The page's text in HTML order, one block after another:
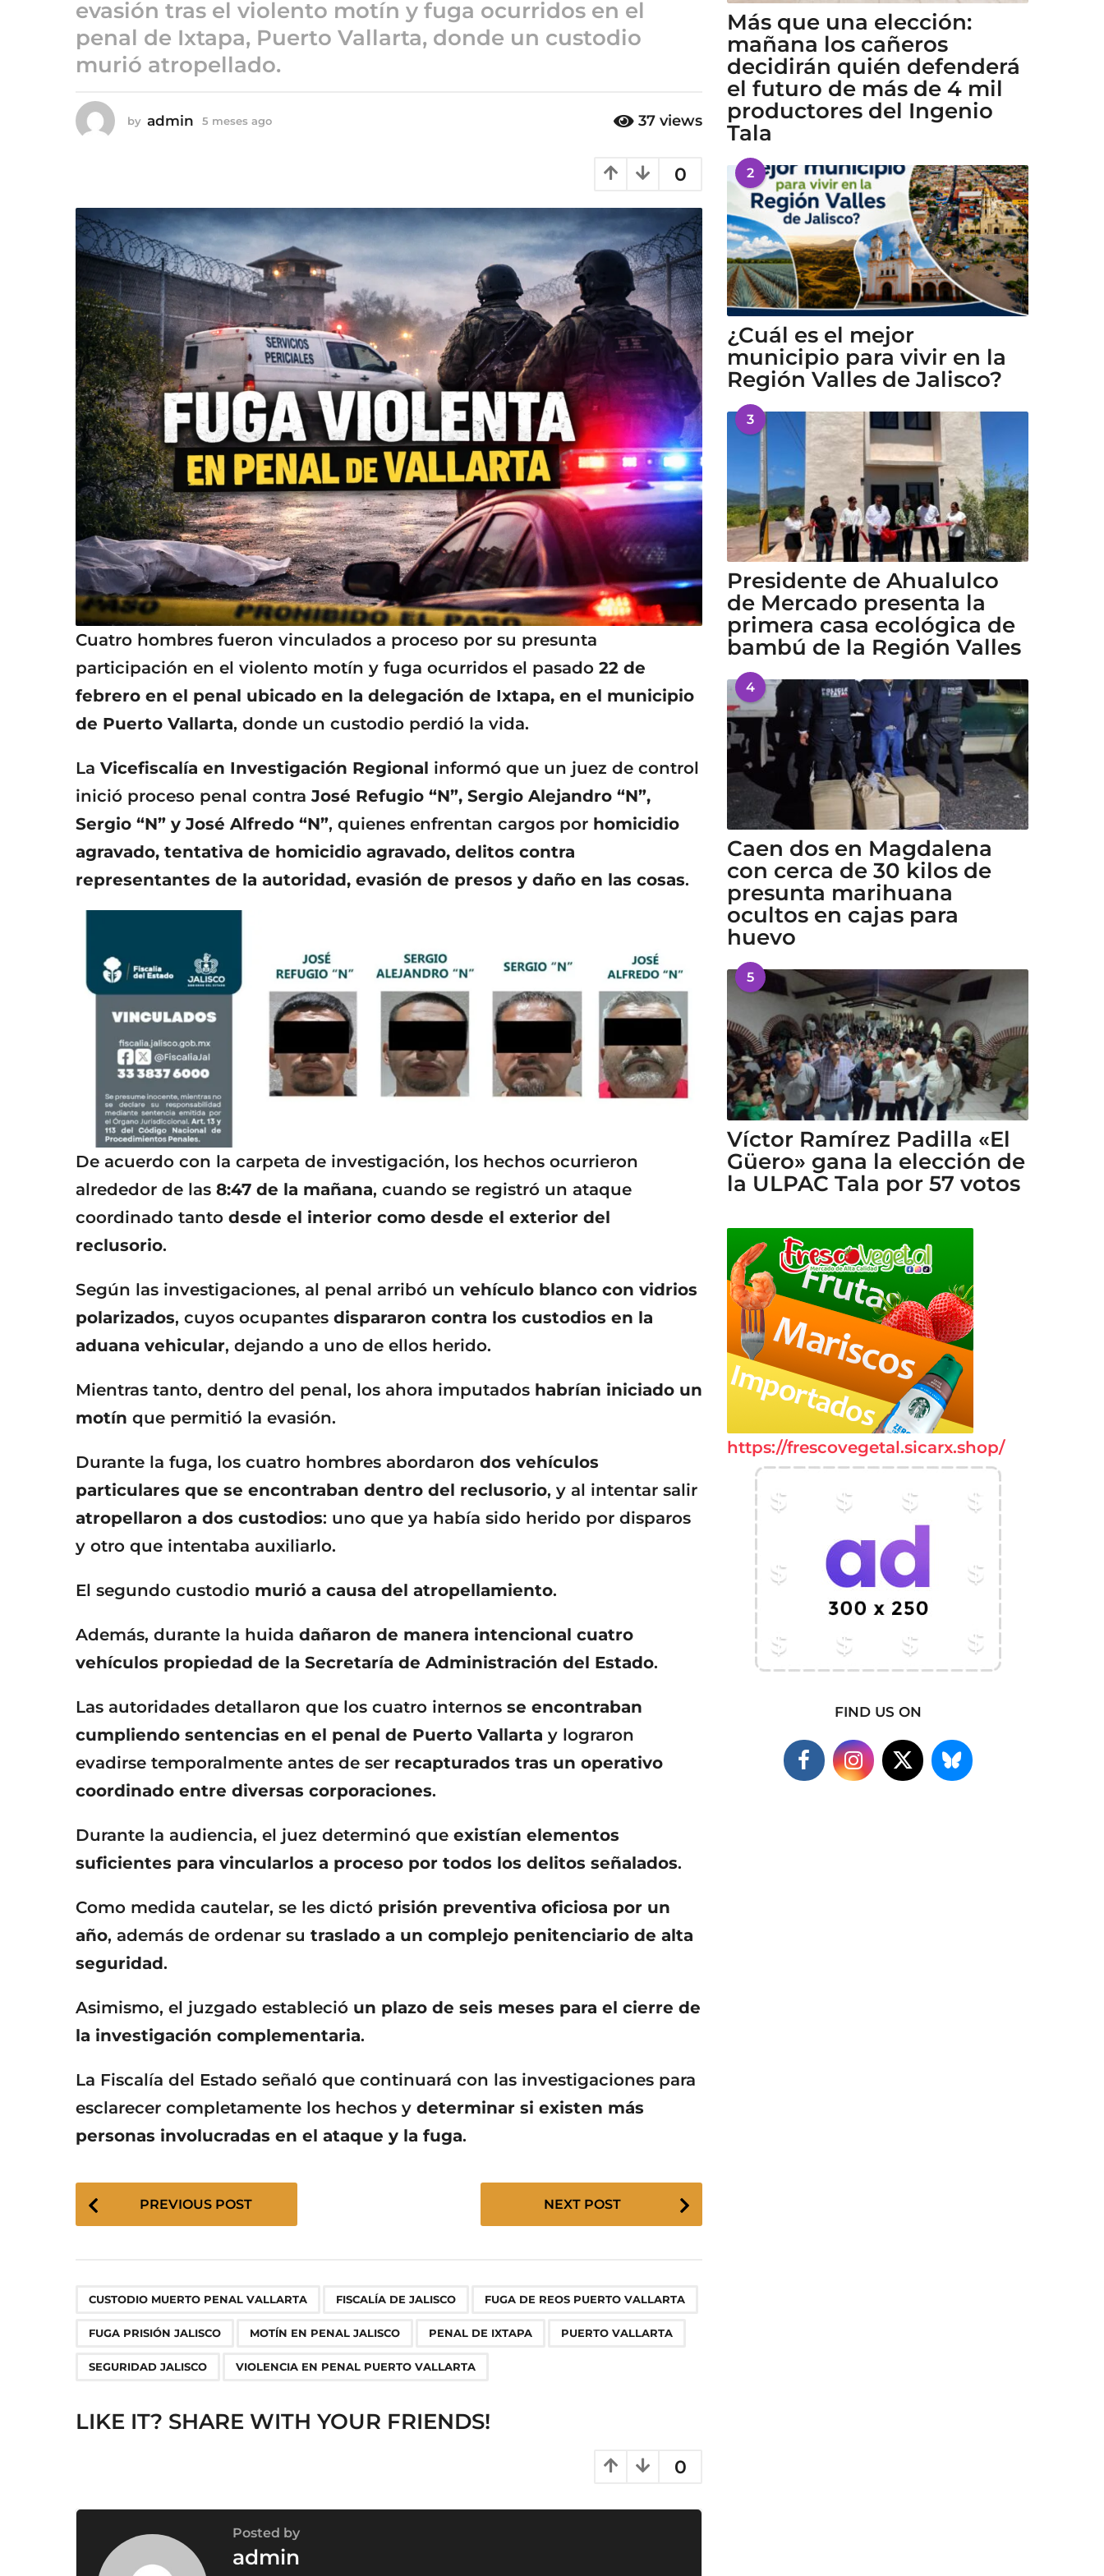
5
e
s
s
a
evasión tras el violento motín y fuga ocurridos en el
penal de Ixtapa, Puerto Vallarta, donde un custodio
murió atropellado.
by admin 5 meses ago
a
37 views
0
Cuatro hombres fueron vinculados a proceso por su presunta
participación en el violento motín y fuga ocurridos el pasado 22 de
febrero en el penal ubicado en la delegación de Ixtapa, en el municipio
de Puerto Vallarta, donde un custodio perdió la vida.
La Vicefiscalía en Investigación Regional informó que un juez de control
inició proceso penal contra José Refugio “N”, Sergio Alejandro “N”,
Sergio “N” y José Alfredo “N”, quienes enfrentan cargos por homicidio
agravado, tentativa de homicidio agravado, delitos contra
representantes de la autoridad, evasión de presos y daño en las cosas.
De acuerdo con la carpeta de investigación, los hechos ocurrieron
alrededor de las 8:47 de la mañana, cuando se registró un ataque
coordinado tanto desde el interior como desde el exterior del
reclusorio.
Según las investigaciones, al penal arribó un vehículo blanco con vidrios
polarizados, cuyos ocupantes dispararon contra los custodios en la
aduana vehicular, dejando a uno de ellos herido.
Mientras tanto, dentro del penal, los ahora imputados habrían iniciado un
motín que permitió la evasión.
Durante la fuga, los cuatro hombres abordaron dos vehículos
particulares que se encontraban dentro del reclusorio, y al intentar salir
atropellaron a dos custodios: uno que ya había sido herido por disparos
y otro que intentaba auxiliarlo.
El segundo custodio murió a causa del atropellamiento.
Además, durante la huida dañaron de manera intencional cuatro
vehículos propiedad de la Secretaría de Administración del Estado.
Las autoridades detallaron que los cuatro internos se encontraban
cumpliendo sentencias en el penal de Puerto Vallarta y lograron
evadirse temporalmente antes de ser recapturados tras un operativo
coordinado entre diversas corporaciones.
Durante la audiencia, el juez determinó que existían elementos
suficientes para vincularlos a proceso por todos los delitos señalados.
Como medida cautelar, se les dictó prisión preventiva oficiosa por un
año, además de ordenar su traslado a un complejo penitenciario de alta
seguridad.
Asimismo, el juzgado estableció un plazo de seis meses para el cierre de
la investigación complementaria.
La Fiscalía del Estado señaló que continuará con las investigaciones para
esclarecer completamente los hechos y determinar si existen más
personas involucradas en el ataque y la fuga.
n
t
i
PREVIOUS POST NEXT POST
CUSTODIO MUERTO PENAL VALLARTA FISCALÍA DE JALISCO FUGA DE REOS PUERTO VALLARTA
FUGA PRISIÓN JALISCO MOTÍN EN PENAL JALISCO PENAL DE IXTAPA PUERTO VALLARTA
SEGURIDAD JALISCO VIOLENCIA EN PENAL PUERTO VALLARTA
LIKE IT? SHARE WITH YOUR FRIENDS!
0
Posted by
admin
Más que una elección:
mañana los cañeros
decidirán quién defenderá
el futuro de más de 4 mil
productores del Ingenio
Tala
2
¿Cuál es el mejor
municipio para vivir en la
Región Valles de Jalisco?
3
Presidente de Ahualulco
de Mercado presenta la
primera casa ecológica de
bambú de la Región Valles
4
Caen dos en Magdalena
con cerca de 30 kilos de
presunta marihuana
ocultos en cajas para
huevo
5
Víctor Ramírez Padilla «El
Güero» gana la elección de
la ULPAC Tala por 57 votos
https://frescovegetal.sicarx.shop/
FIND US ON